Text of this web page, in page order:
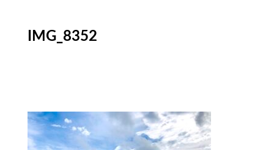
IMG_8352